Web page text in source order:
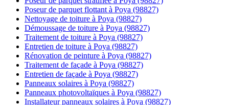
Poseur de parquet flottant à Poya (98827)
Nettoyage de toiture à Poya (98827)
Démoussage de toiture à Poya (98827)
Traitement de toiture à Poya (98827)
Entretien de toiture à Poya (98827)
Rénovation de peinture à Poya (98827)
Traitement de façade à Poya (98827)
Entretien de façade à Poya (98827)
Panneaux solaires à Poya (98827)
Panneaux photovoltaïques à Poya (98827)
Installateur panneaux solaires à Poya (98827)